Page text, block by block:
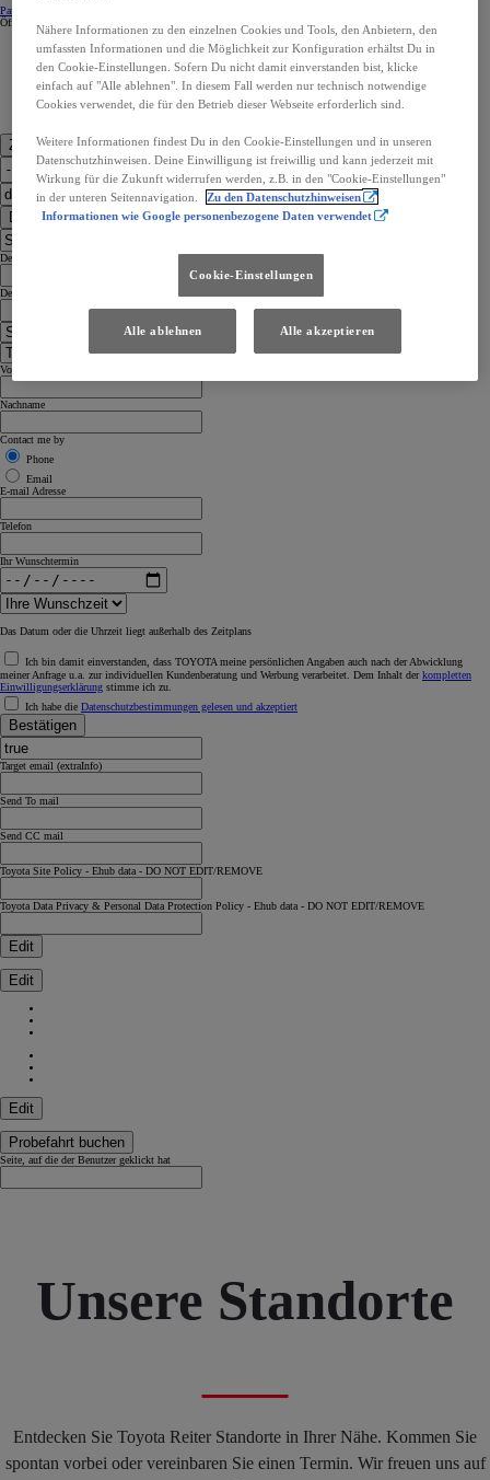
Partner Kontaktangaben:
Öffnungszeiten
Zu den Kontaktdaten
Dealer Finder
Dealer Language
Dealer Country
Vorname
Nachname
Contact me by
Phone
Email
E-mail Adresse
Telefon
Ihr Wunschtermin
Das Datum oder die Uhrzeit liegt außerhalb des Zeitplans
Ich bin damit einverstanden, dass TOYOTA meine persönlichen Angaben auch nach der Abwicklung
meiner Anfrage u.a. zur individuellen Kundenberatung und Werbung verarbeitet. Dem Inhalt derkompletten
Einwilligungserklärung stimme ich zu.
Ich habe die Datenschutzbestimmungen gelesen und akzeptiert
Bestätigen
Target email (extraInfo)
Send To mail
Send CC mail
Toyota Site Policy - Ehub data - DO NOT EDIT/REMOVE
Toyota Data Privacy & Personal Data Protection Policy - Ehub data - DO NOT EDIT/REMOVE
Edit
Edit
Edit
Probefahrt buchen
Seite, auf die der Benutzer geklickt hat
Unsere Standorte
Entdecken Sie Toyota Reiter Standorte in Ihrer Nähe. Kommen Sie
spontan vorbei oder vereinbaren Sie einen Termin. Wir freuen uns auf
Nähere Informationen zu den einzelnen Cookies und Tools, den Anbietern, den
umfassten Informationen und die Möglichkeit zur Konfiguration erhältst Du in
den Cookie-Einstellungen. Sofern Du nicht damit einverstanden bist, klicke
einfach auf "Alle ablehnen". In diesem Fall werden nur technisch notwendige
Cookies verwendet, die für den Betrieb dieser Webseite erforderlich sind.
Weitere Informationen findest Du in den Cookie-Einstellungen und in unseren
Datenschutzhinweisen. Deine Einwilligung ist freiwillig und kann jederzeit mit
Wirkung für die Zukunft widerrufen werden, z.B. in den "Cookie-Einstellungen"
in der unteren Seitennavigation.
Zu den Datenschutzhinweisen
Informationen wie Google personenbezogene Daten verwendet
Cookie-Einstellungen
Alle ablehnen Alle akzeptieren